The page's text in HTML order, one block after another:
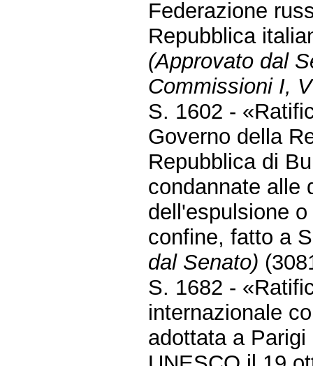
Federazione
Repubblica
(Approvato dal
Commissioni I,
S. 1602 -
Governo della
Repubblica di
condannate alle
dell'espulsione
confine, fatto a
dal Senato)
S. 1682 -
internazionale
adottata a